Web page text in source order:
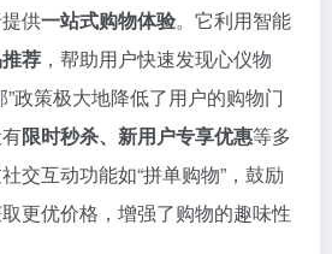
供一站式购物体验。它利用智能
荐 ，帮助用户快速发现心仪物
政策极大地降低了用户的购物门
限时秒杀、新用户专享优惠等多
交互动功能如“拼单购物”，鼓励
更优价格，增强了购物的趣味性